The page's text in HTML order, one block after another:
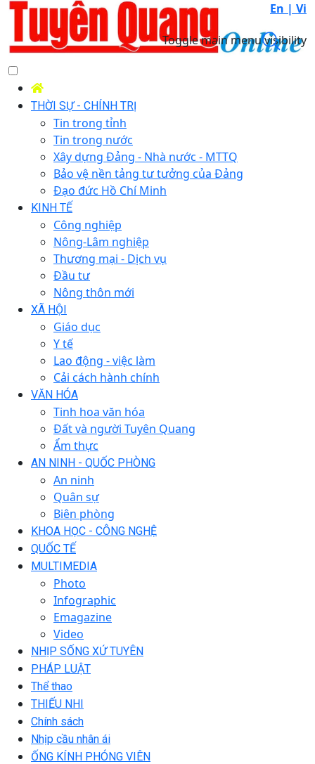
En | Vi
Toggle main menu visibility
THỜI SỰ - CHÍNH TRỊ
Tin trong tỉnh
Tin trong nước
Xây dựng Đảng - Nhà nước - MTTQ
Bảo vệ nền tảng tư tưởng của Đảng
Đạo đức Hồ Chí Minh
KINH TẾ
Công nghiệp
Nông-Lâm nghiệp
Thương mại - Dịch vụ
Đầu tư
Nông thôn mới
XÃ HỘI
Giáo dục
Y tế
Lao động - việc làm
Cải cách hành chính
VĂN HÓA
Tinh hoa văn hóa
Đất và người Tuyên Quang
Ẩm thực
AN NINH - QUỐC PHÒNG
An ninh
Quân sự
Biên phòng
KHOA HỌC - CÔNG NGHỆ
QUỐC TẾ
MULTIMEDIA
Photo
Infographic
Emagazine
Video
NHỊP SỐNG XỨ TUYÊN
PHÁP LUẬT
Thể thao
THIẾU NHI
Chính sách
Nhịp cầu nhân ái
ỐNG KÍNH PHÓNG VIÊN